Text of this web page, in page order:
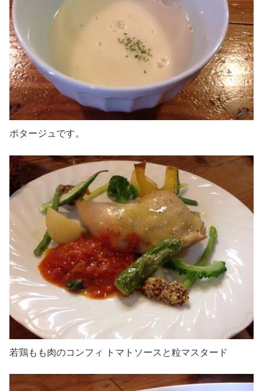
ポタージュです。
若鶏もも肉のコンフィ トマトソースと粒マスタード